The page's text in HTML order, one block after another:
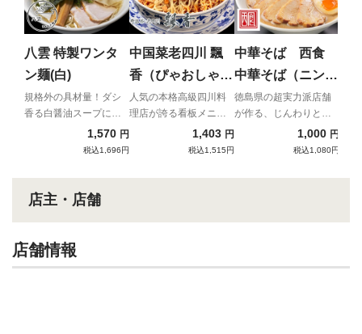
八雲 特製ワンタ
ン麺(白)
規格外の具材量！ダシ
香る白醤油スープに名
物ワンタンが6個も入っ
た贅沢ワンタン麺！
1,570 円
税込1,696円
中国菜老四川 飄
香（ぴゃおしゃ
ん） 正宗担担麺
（成都タンタン
人気の本格高級四川料
理店が誇る看板メニュ
1,403 円
税込1,515円
中華そば 西食
中華そば（ニンニ
ク味噌背脂付）
徳島県の超実力派店舗
が作る、じんわりと優
しい豚骨醤油ラーメ
1,000 円
税込1,080円
店主・店舗
店舗情報